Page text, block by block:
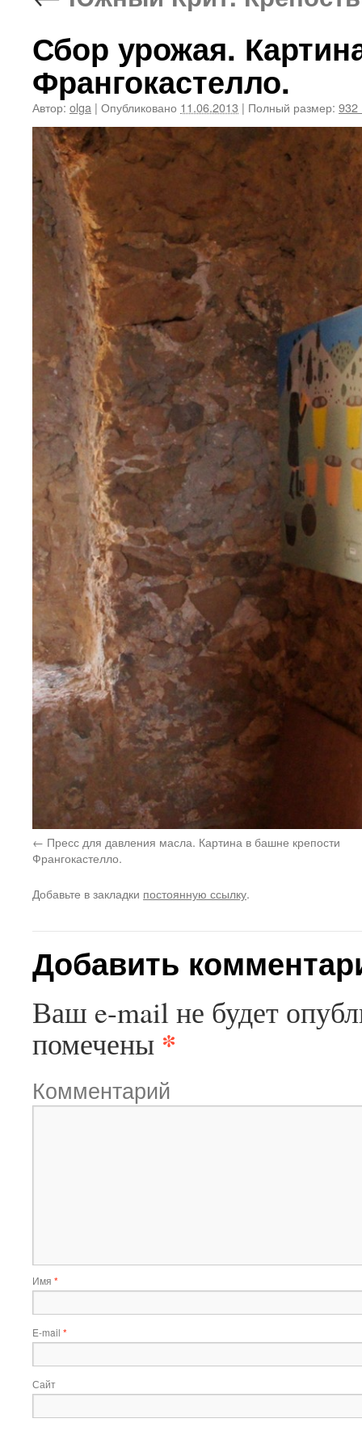
Сбор урожая.
Франгокастелло.
Автор: olga | Опубликовано 11.06.2013 | Полный размер: 932
Пресс для давления масла. Картина в башне крепости
Франгокастелло.
Добавьте в закладки постоянную ссылку.
Добавить
Ваш e-mail не будет
помечены *
Комментарий
Имя *
E-mail *
Сайт